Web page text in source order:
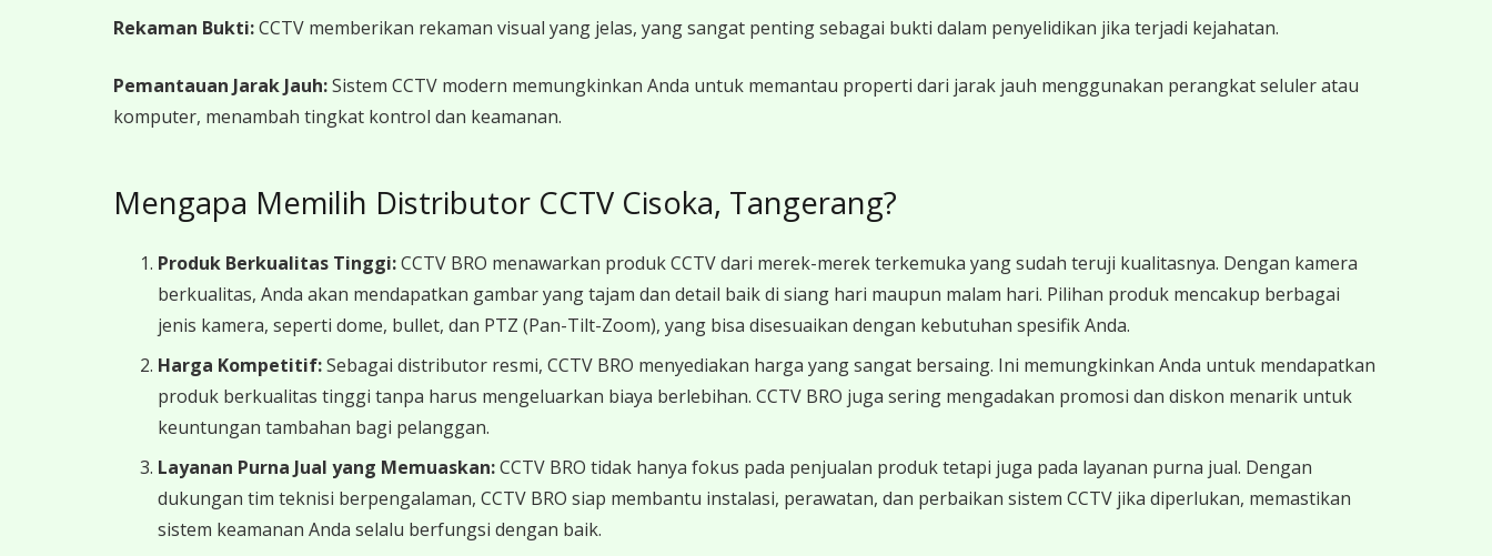
Rekaman Bukti:CCTV memberikan rekaman visual yang jelas, yang sangat penting sebagai bukti dalam penyelidikan jika terjadi kejahatan.
Pemantauan Jarak Jauh:Sistem CCTV modern memungkinkan Anda untuk memantau properti dari jarak jauh menggunakan perangkat seluler atau
komputer, menambah tingkat kontrol dan keamanan.
Mengapa Memilih Distributor CCTV Cisoka, Tangerang?
Produk Berkualitas Tinggi:CCTV BRO menawarkan produk CCTV dari merek-merek terkemuka yang sudah teruji kualitasnya. Dengan kamera
berkualitas, Anda akan mendapatkan gambar yang tajam dan detail baik di siang hari maupun malam hari. Pilihan produk mencakup berbagai
jenis kamera, seperti dome, bullet, dan PTZ (Pan-Tilt-Zoom), yang bisa disesuaikan dengan kebutuhan spesifik Anda.
Harga Kompetitif:Sebagai distributor resmi, CCTV BRO menyediakan harga yang sangat bersaing. Ini memungkinkan Anda untuk mendapatkan
produk berkualitas tinggi tanpa harus mengeluarkan biaya berlebihan. CCTV BRO juga sering mengadakan promosi dan diskon menarik untuk
keuntungan tambahan bagi pelanggan.
Layanan Purna Jual yang Memuaskan:CCTV BRO tidak hanya fokus pada penjualan produk tetapi juga pada layanan purna jual. Dengan
dukungan tim teknisi berpengalaman, CCTV BRO siap membantu instalasi, perawatan, dan perbaikan sistem CCTV jika diperlukan, memastikan
sistem keamanan Anda selalu berfungsi dengan baik.